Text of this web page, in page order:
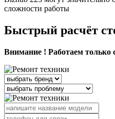
сложности работы
Быстрый расчёт
Внимание ! Работаем только